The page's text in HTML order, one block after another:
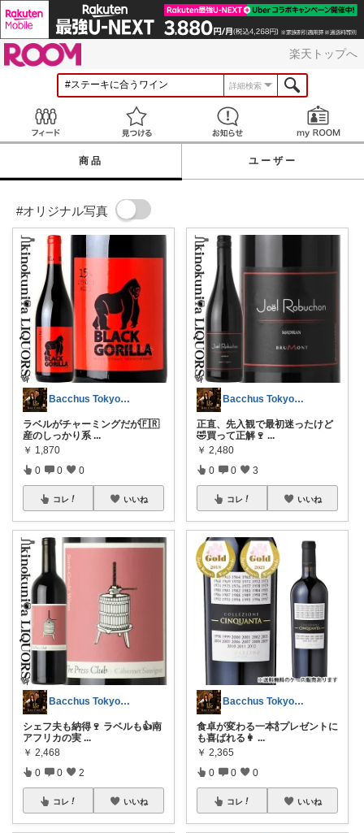
楽天トップへ
詳細検索
見つける お知らせ
商品 ユーザー
#オリジナル写真
Bacchus Tokyo Wine
ラベルがチャーミングだが🇫🇷
産のしっかり系 ...
￥ 1,870
0 0 0
コレ いいね
Bacchus Tokyo Wine
シェフ夫も納得🍷 ラベルも👍南
アフリカの実 ...
￥ 2,468
0 0 2
コレ いいね
Bacchus Tokyo Wine
正直、先入観で最初迷ったけど
🤣買って正解🍷 ...
￥ 2,480
0 0 3
コレ いいね
Bacchus Tokyo Wine
食卓が変わる一本🍾プレゼントに
も喜ばれる👩 ...
￥ 2,365
0 0 0
コレ いいね